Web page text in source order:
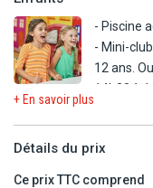
* Les restaurants à la
1/11 au 30/4), certains
* Les restaurants à la
Garden.
- Piscine
- Mini-
12 ans.
14h30 à
Avec
-
+ En savoir plus
Détails du prix
Ce prix TTC comprend